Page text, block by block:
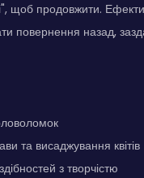
щоб продовжити.
повернення назад,
та висаджування квітів
з творчістю